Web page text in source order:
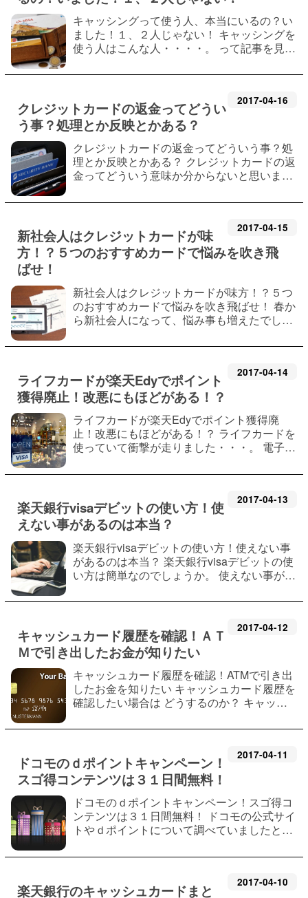
キャッシングって使う人、本当にいるの？い
ました！１、２人じゃない！ キャッシングを
使う人はこんな人・・・・。 って記事を見せ
ている人っているの！？」 これですよね？
2017-04-16
クレジットカードの返金ってどうい
う事？処理とか反映とかある？
クレジットカードの返金ってどういう事？処
理とか反映とかある？ クレジットカードの返
金ってどういう意味か分からないと思いま
ちんと行われます。 クレジットカードの返金
2017-04-15
新社会人はクレジットカードが味
方！？５つのおすすめカードで悩みを吹き飛
ばせ！
新社会人はクレジットカードが味方！？５つ
のおすすめカードで悩みを吹き飛ばせ！ 春か
ら新社会人になって、悩み事も増えたでしょ
お金はもらっておきましょう！ そんな方にお
2017-04-14
ライフカードが楽天Edyでポイント
獲得廃止！改悪にもほどがある！？
ライフカードが楽天Edyでポイント獲得廃
止！改悪にもほどがある！？ ライフカードを
使っていて衝撃が走りました・・・。 電子マ
す。 ライフカードから楽天Eｄｙへのポイン
2017-04-13
楽天銀行visaデビットの使い方！使
えない事があるのは本当？
楽天銀行visaデビットの使い方！使えない事
があるのは本当？ 楽天銀行visaデビットの使
い方は簡単なのでしょうか。 使えない事があ
行visaデビットとは、楽天銀行が発行するデ
2017-04-12
キャッシュカード履歴を確認！ＡＴ
Ｍで引き出したお金が知りたい
キャッシュカード履歴を確認！ATMで引き出
したお金を知りたい キャッシュカード履歴を
確認したい場合は どうするのか？ キャッシ
けでは無理です。 先に悩み解決をしておきま
2017-04-11
ドコモのｄポイントキャンペーン！
スゴ得コンテンツは３１日間無料！
ドコモのｄポイントキャンペーン！スゴ得コ
ンテンツは３１日間無料！ ドコモの公式サイ
トやｄポイントについて調べていましたとこ
在、ｄポイントのスゴ得コンテンツでは３１
2017-04-10
楽天銀行のキャッシュカードまと